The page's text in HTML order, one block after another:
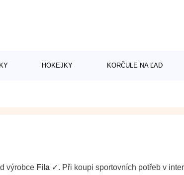
HOKEJKY KORČULE NA ĽAD
výrobce Fila ✓. Při koupi sportovních potřeb v